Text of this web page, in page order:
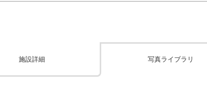
施設詳細 写真ライブラリ